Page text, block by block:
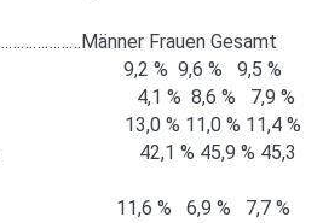
Frauen Gesamt
% 9,6 % 9,5 %
4,1 % 8,6 % 7,9 %
% 11,0 % 11,4 %
an 42,1 % 45,9 % 45,3
% 6,9 % 7,7 %